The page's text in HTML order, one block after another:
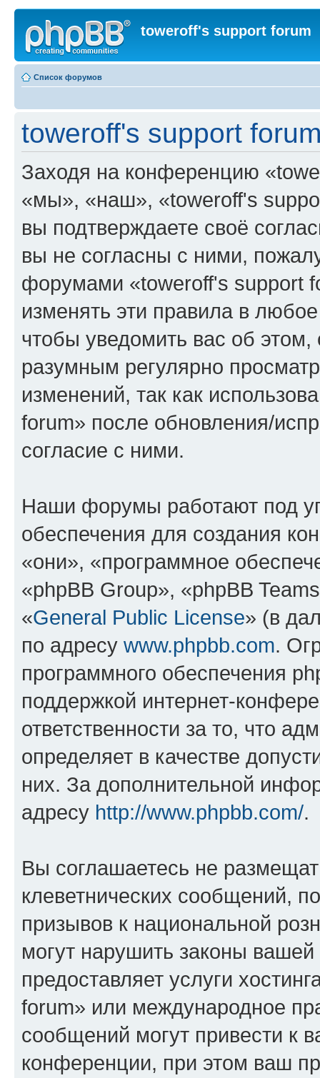
toweroff's support forum
Список форумов
toweroff's support
Заходя на конференцию
«мы», «наш», «toweroff's
вы подтверждаете своё
вы не согласны с ними,
форумами «toweroff's support
изменять эти правила в
чтобы уведомить вас об
разумным регулярно
изменений, так как
forum» после обновления/
согласие с ними.
Наши форумы работают под
обеспечения для создания
«они», «программное
«phpBB Group», «phpBB
«General Public License» (в
по адресу www.phpbb.com.
программного обеспечения
поддержкой интернет-
ответственности за то, что
определяет в качестве
них. За дополнительной
адресу http://www.phpbb.com/.
Вы соглашаетесь не
клеветнических сообщений,
призывов к национальной
могут нарушить законы
предоставляет услуги
forum» или международное
сообщений могут привести к
конференции, при этом ваш